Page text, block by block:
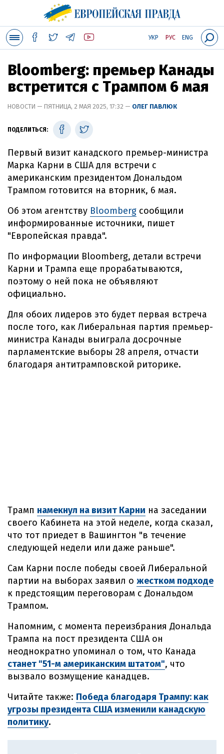
УКР РУС ENG
Bloomberg: премьер Канады
встретится с Трампом 6 мая
НОВОСТИ — ПЯТНИЦА, 2 МАЯ 2025, 17:32 — ОЛЕГ ПАВЛЮК
ПОДЕЛИТЬСЯ:
Первый визит канадского премьер-министра
Марка Карни в США для встречи с
американским президентом Дональдом
Трампом готовится на вторник, 6 мая.
Об этом агентству Bloomberg сообщили
информированные источники, пишет
"Европейская правда".
По информации Bloomberg, детали встречи
Карни и Трампа еще прорабатываются,
поэтому о ней пока не объявляют
официально.
Для обоих лидеров это будет первая встреча
после того, как Либеральная партия премьер-
министра Канады выиграла досрочные
парламентские выборы 28 апреля, отчасти
благодаря антитрамповской риторике.
Трамп намекнул на визит Карни на заседании
своего Кабинета на этой неделе, когда сказал,
что тот приедет в Вашингтон "в течение
следующей недели или даже раньше".
Сам Карни после победы своей Либеральной
партии на выборах заявил о жестком подходе
к предстоящим переговорам с Дональдом
Трампом.
Напомним, с момента переизбрания Дональда
Трампа на пост президента США он
неоднократно упоминал о том, что Канада
станет "51-м американским штатом", что
вызвало возмущение канадцев.
Читайте также: Победа благодаря Трампу: как
угрозы президента США изменили канадскую
политику.